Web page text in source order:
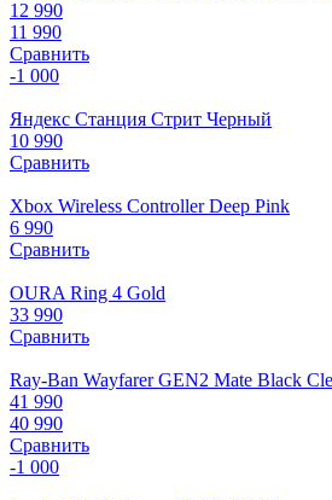
12 990
11 990
Сравнить
-1 000
Яндекс Станция Стрит Черный
10 990
Сравнить
Xbox Wireless Controller Deep Pink
6 990
Сравнить
OURA Ring 4 Gold
33 990
Сравнить
Ray-Ban Wayfarer GEN2 Mate Black
41 990
40 990
Сравнить
-1 000